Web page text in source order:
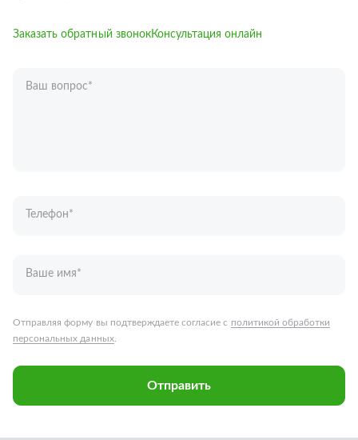
Заказать обратный звонокКонсультация онлайн
Ваш вопрос*
Запчасти для грузовых автомобилей
Каталог запчастей
Спецпредложения